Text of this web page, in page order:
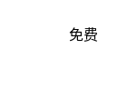
免费